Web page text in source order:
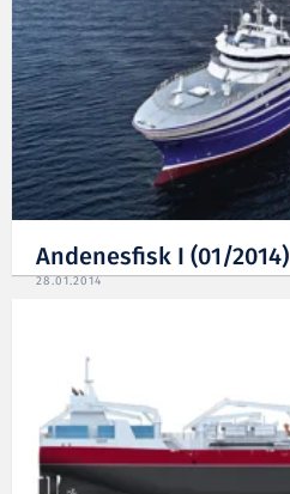
Andenesfisk I (01/2014)
28.01.2014